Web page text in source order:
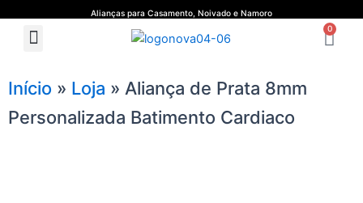
Alianças para Casamento, Noivado e Namoro
Menu 0
Início » Loja » Aliança de Prata 8mm
Personalizada Batimento Cardiaco